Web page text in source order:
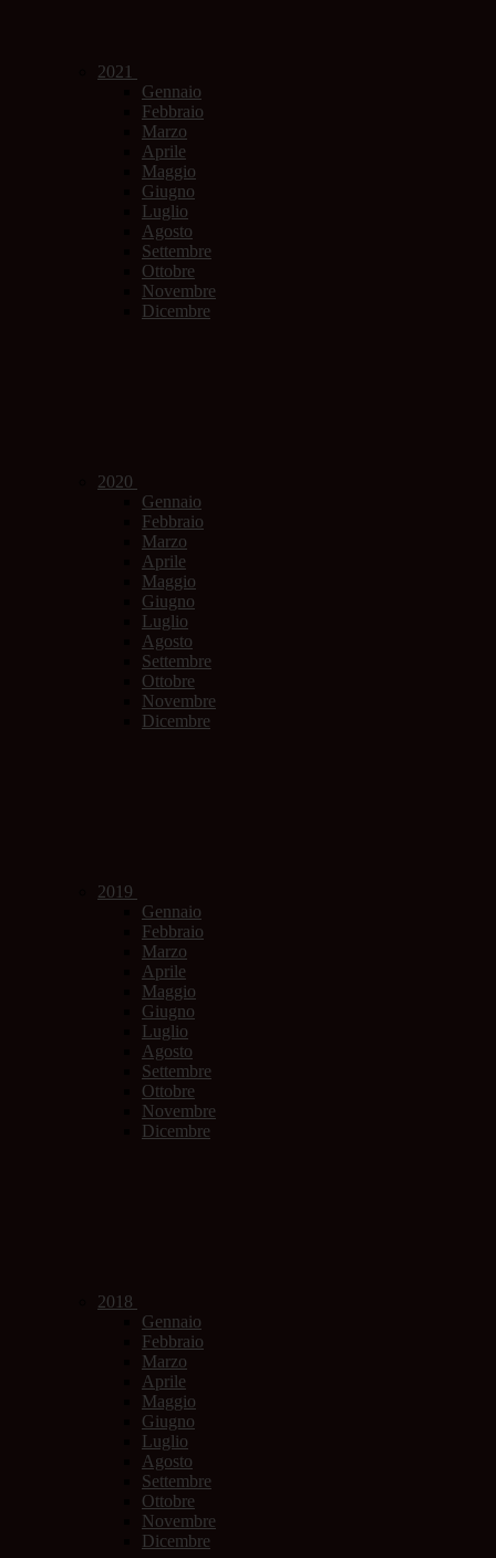
2021
Gennaio
Febbraio
Marzo
Aprile
Maggio
Giugno
Luglio
Agosto
Settembre
Ottobre
Novembre
Dicembre
2020
Gennaio
Febbraio
Marzo
Aprile
Maggio
Giugno
Luglio
Agosto
Settembre
Ottobre
Novembre
Dicembre
2019
Gennaio
Febbraio
Marzo
Aprile
Maggio
Giugno
Luglio
Agosto
Settembre
Ottobre
Novembre
Dicembre
2018
Gennaio
Febbraio
Marzo
Aprile
Maggio
Giugno
Luglio
Agosto
Settembre
Ottobre
Novembre
Dicembre